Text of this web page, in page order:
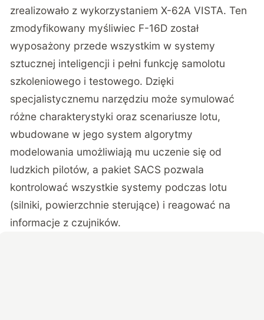
zrealizowało z wykorzystaniem X-62A VISTA. Ten
zmodyfikowany myśliwiec F-16D został
wyposażony przede wszystkim w systemy
sztucznej inteligencji i pełni funkcję samolotu
szkoleniowego i testowego. Dzięki
specjalistycznemu narzędziu może symulować
różne charakterystyki oraz scenariusze lotu,
wbudowane w jego system algorytmy
modelowania umożliwiają mu uczenie się od
ludzkich pilotów, a pakiet SACS pozwala
kontrolować wszystkie systemy podczas lotu
(silniki, powierzchnie sterujące) i reagować na
informacje z czujników.